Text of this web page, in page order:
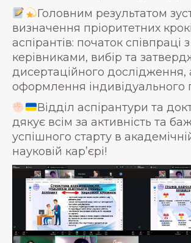
Головним результатом
визначення пріоритетних
аспірантів: початок співпраці
керівниками, вибір та
дисертаційного дослідження,
оформлення індивідуального
Відділ аспірантури та
дякує всім за активність та
успішного старту в
науковій кар’єрі!